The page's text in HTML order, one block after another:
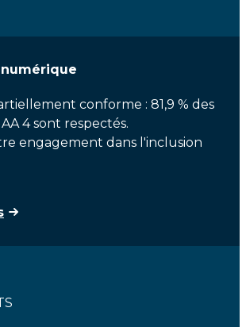
conforme : 81,9 % des
4 sont respectés.
engagement dans l'inclusion